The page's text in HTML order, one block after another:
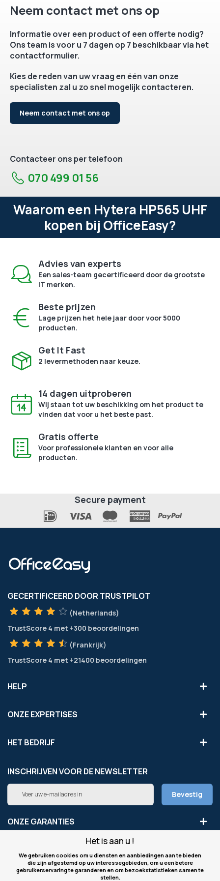
Het is aan u !
We gebruiken cookies om u diensten en aanbiedingen aan te bieden
die zijn afgestemd op uw interessegebieden, om u een betere
gebruikerservaring te garanderen en om bezoekstatistieken samen te
stellen.
Neem contact met ons op
Informatie over een product of een offerte nodig?
Ons team is voor u 7 dagen op 7 beschikbaar via het
contactformulier.
Kies de reden van uw vraag en één van onze
specialisten zal u zo snel mogelijk contacteren.
Neem contact met ons op
Contacteer ons per telefoon
070 499 01 56
Waarom een Hytera HP565 UHF
kopen bij OfficeEasy?
Advies van experts
Een sales-team gecertificeerd door de grootste
IT merken.
Beste prijzen
Lage prijzen het hele jaar door voor 5000
producten.
Get It Fast
2 levermethoden naar keuze.
14 dagen uitproberen
Wij staan tot uw beschikking om het product te
vinden dat voor u het beste past.
Gratis offerte
Voor professionele klanten en voor alle
producten.
Secure payment
GECERTIFICEERD DOOR TRUSTPILOT
(Netherlands)
TrustScore 4 met +300 beoordelingen
(Frankrijk)
TrustScore 4 met +21400 beoordelingen
HELP
ONZE EXPERTISES
HET BEDRIJF
INSCHRIJVEN VOOR DE NEWSLETTER
Abonneer
op
onze
nieuwsbrief
Bevestig
ONZE GARANTIES